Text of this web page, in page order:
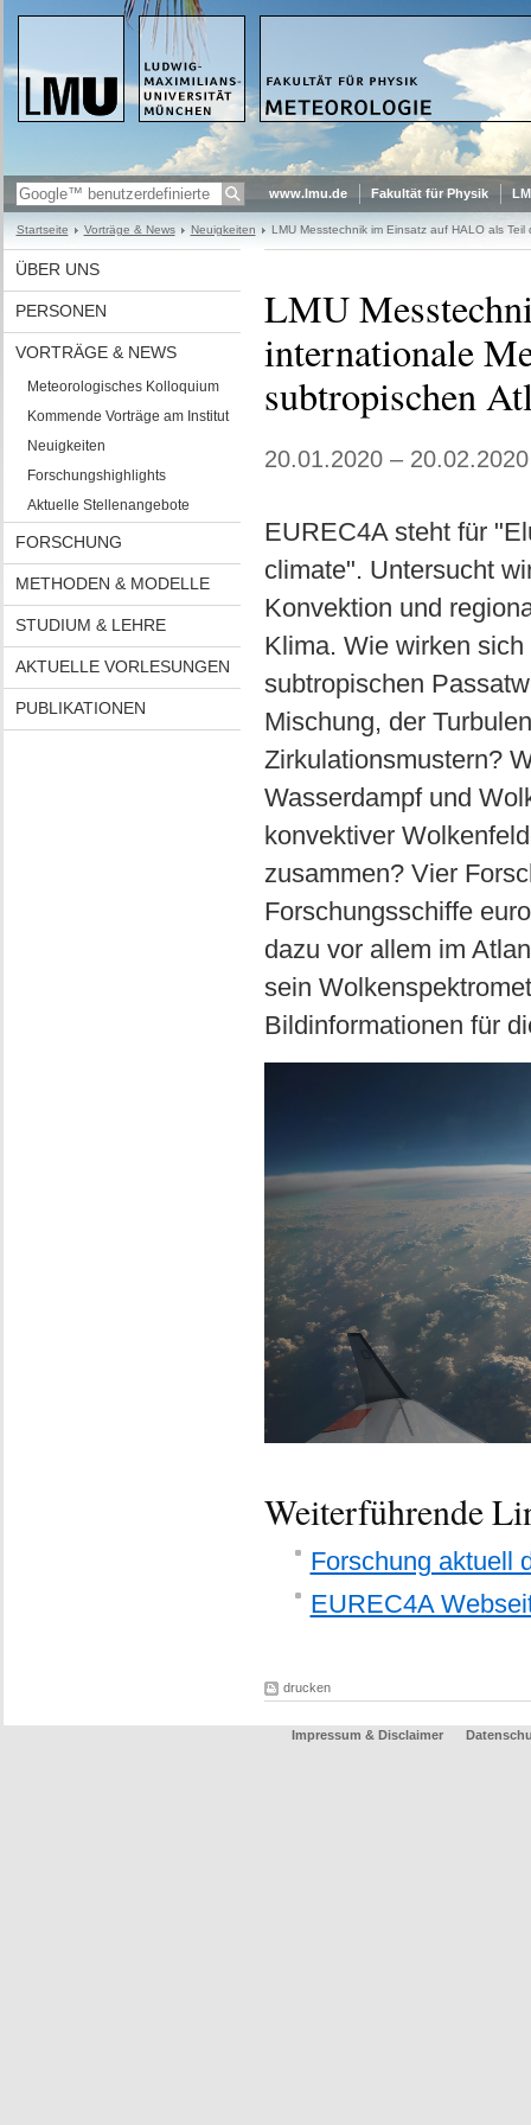
www.lmu.de Fakultät für Physik
Startseite Vorträge & News Neuigkeiten LMU Messtechnik im Einsatz auf HALO als
ÜBER UNS
PERSONEN
VORTRÄGE & NEWS
Meteorologisches Kolloquium
Kommende Vorträge am Institut
Neuigkeiten
Forschungshighlights
Aktuelle Stellenangebote
FORSCHUNG
METHODEN & MODELLE
STUDIUM & LEHRE
AKTUELLE VORLESUNGEN
PUBLIKATIONEN
LMU
internationale
subtropischen
20.01.2020 – 20.02.2020
EUREC4A steht für
climate". Untersucht
Konvektion und
Klima. Wie wirken
subtropischen
Mischung, der
Zirkulationsmustern?
Wasserdampf und
konvektiver
zusammen? Vier
Forschungsschiffe
dazu vor allem im
sein
Bildinformationen für
Weiterführende
Forschung aktuell
EUREC4A
drucken
Impressum & Disclaimer